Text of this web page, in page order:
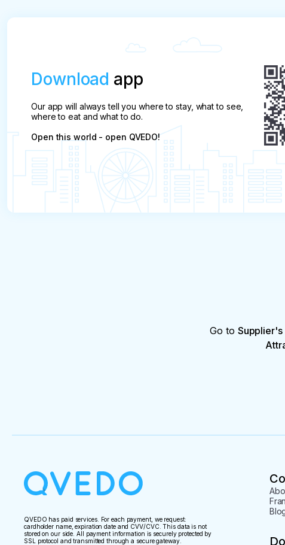
Download app
Our app will always tell you where to stay, what to see,
where to eat and what to do.
Open this world - open QVEDO!
Go to
QVEDO has paid services. For each payment, we request:
cardholder name, expiration date and CVV/CVC. This data is not
stored on our side. All payment information is securely protected by
SSL protocol and transmitted through a secure gateway.